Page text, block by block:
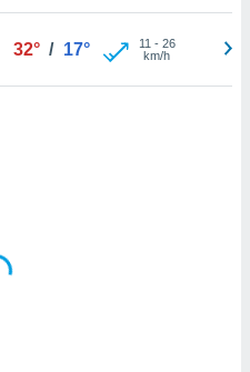
32° / 17° 11 - 26
km/h